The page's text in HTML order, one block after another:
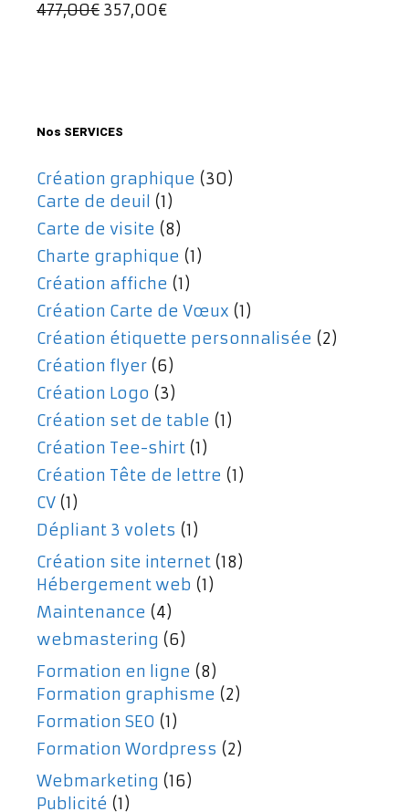
197,00€.
477,00€ Le
357,00€Le
Nos SERVICES
Création graphique (30)
Carte de deuil (1)
Carte de visite (8)
Charte graphique (1)
Création affiche (1)
Création Carte de Vœux (1)
Création étiquette personnalisée (2)
Création flyer (6)
Création Logo (3)
Création set de table (1)
Création Tee-shirt (1)
Création Tête de lettre (1)
CV (1)
Dépliant 3 volets (1)
Création site internet (18)
Hébergement web (1)
Maintenance (4)
webmastering (6)
Formation en ligne (8)
Formation graphisme (2)
Formation SEO (1)
Formation Wordpress (2)
Webmarketing (16)
Publicité (1)